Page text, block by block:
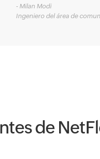
- Milan Modi
Ingeniero del área de
de